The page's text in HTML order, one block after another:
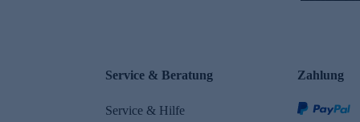
Service & Beratung
Service & Hilfe
Zahlung